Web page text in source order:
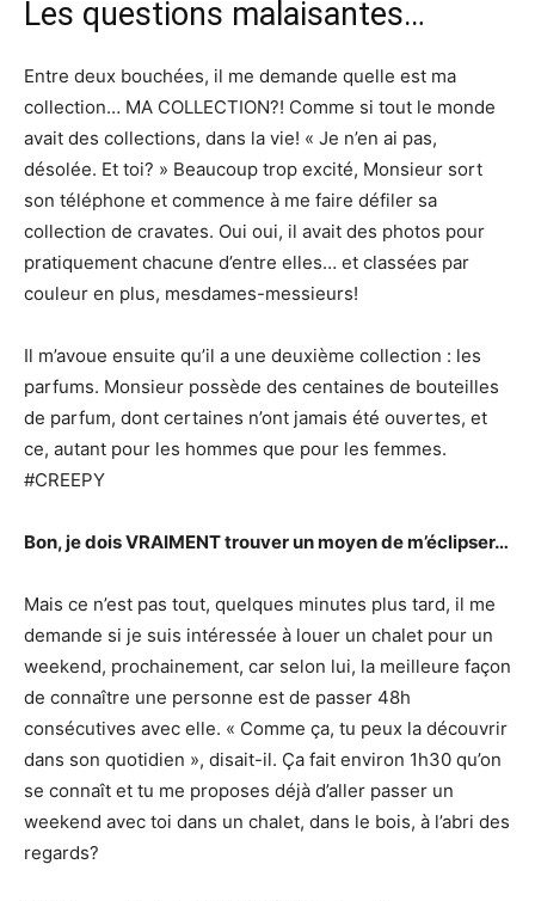
Les questions malaisantes…
Entre deux bouchées, il me demande quelle est ma
collection… MA COLLECTION?! Comme si tout le monde
avait des collections, dans la vie! « Je n’en ai pas,
désolée. Et toi? » Beaucoup trop excité, Monsieur sort
son téléphone et commence à me faire défiler sa
collection de cravates. Oui oui, il avait des photos pour
pratiquement chacune d’entre elles… et classées par
couleur en plus, mesdames-messieurs!
Il m’avoue ensuite qu’il a une deuxième collection : les
parfums. Monsieur possède des centaines de bouteilles
de parfum, dont certaines n’ont jamais été ouvertes, et
ce, autant pour les hommes que pour les femmes.
#CREEPY
Bon, je dois VRAIMENT trouver un moyen de m’éclipser…
Mais ce n’est pas tout, quelques minutes plus tard, il me
demande si je suis intéressée à louer un chalet pour un
weekend, prochainement, car selon lui, la meilleure façon
de connaître une personne est de passer 48h
consécutives avec elle. « Comme ça, tu peux la découvrir
dans son quotidien », disait-il. Ça fait environ 1h30 qu’on
se connaît et tu me proposes déjà d’aller passer un
weekend avec toi dans un chalet, dans le bois, à l’abri des
regards?